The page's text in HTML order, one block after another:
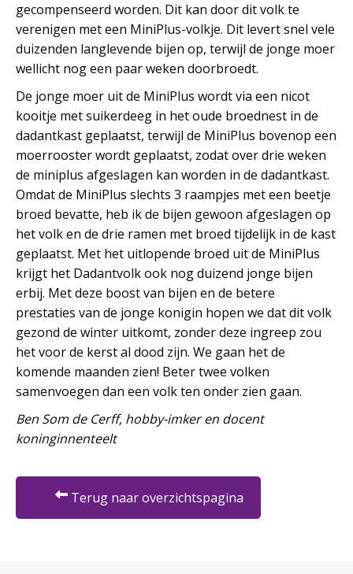
gecompenseerd worden. Dit kan door dit volk te
verenigen met een MiniPlus-volkje. Dit levert snel vele
duizenden langlevende bijen op, terwijl de jonge moer
wellicht nog een paar weken doorbroedt.
De jonge moer uit de MiniPlus wordt via een nicot
kooitje met suikerdeeg in het oude broednest in de
dadantkast geplaatst, terwijl de MiniPlus bovenop een
moerrooster wordt geplaatst, zodat over drie weken
de miniplus afgeslagen kan worden in de dadantkast.
Omdat de MiniPlus slechts 3 raampjes met een beetje
broed bevatte, heb ik de bijen gewoon afgeslagen op
het volk en de drie ramen met broed tijdelijk in de kast
geplaatst. Met het uitlopende broed uit de MiniPlus
krijgt het Dadantvolk ook nog duizend jonge bijen
erbij. Met deze boost van bijen en de betere
prestaties van de jonge konigin hopen we dat dit volk
gezond de winter uitkomt, zonder deze ingreep zou
het voor de kerst al dood zijn. We gaan het de
komende maanden zien! Beter twee volken
samenvoegen dan een volk ten onder zien gaan.
Ben Som de Cerff, hobby-imker en docent
koninginnenteelt
Terug naar overzichtspagina